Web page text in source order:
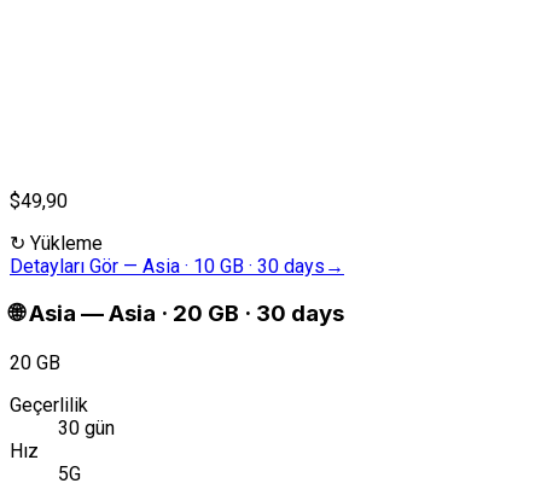
$49,90
↻ Yükleme
Detayları Gör — Asia · 10 GB · 30 days →
🌐Asia —Asia · 20 GB · 30 days
20 GB
Geçerlilik
30 gün
Hız
5G